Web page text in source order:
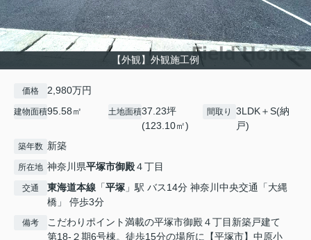
【外観】外観施工例
価格 2,980万円
建物面積95.58㎡ 土地面積37.23坪
(123.10㎡)
間取り
3LDK＋S(納
戸)
築年数 新築
所在地 神奈川県平塚市御殿４丁目
交通 東海道本線 「平塚 」駅 バス14分 神奈川中央交通「大縄
橋」 停歩3分
備考
こだわりポイント満載の平塚市御殿４丁目新築戸建て
第18-２期6号棟。徒歩15分の場所に【平塚市】中原小